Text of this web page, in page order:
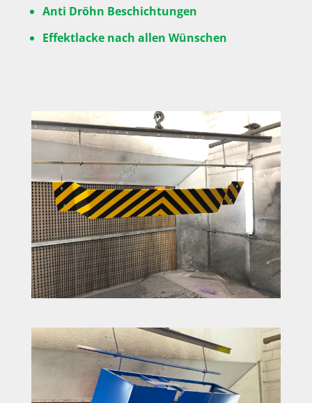
Anti Dröhn Beschichtungen
Effektlacke nach allen Wünschen